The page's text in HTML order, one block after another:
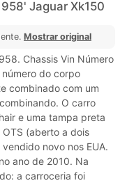
Jaguar Xk150
Mostrar original
Chassis Vin Número
do corpo
combinado com um
O carro
e uma tampa preta
(aberto a dois
novo nos EUA.
ano de 2010. Na
a carroceria foi